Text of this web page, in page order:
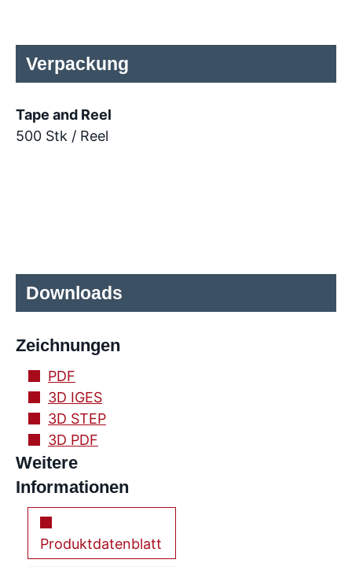
Verpackung
Tape and Reel
500 Stk / Reel
Downloads
Zeichnungen
PDF
3D IGES
3D STEP
3D PDF
Weitere
Informationen
Produktdatenblatt